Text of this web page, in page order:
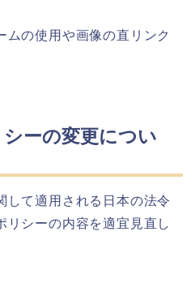
ムの使用や画像の直リンク
ーの変更につい
して適用される日本の法令
リシーの内容を適宜見直し